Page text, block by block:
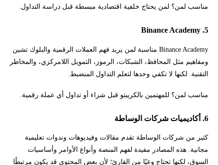
مناسب لمن؟ لمن يحتاج خلفية اقتصادية مبسطة قبل دراسة التداول.
5. Binance Academy
Binance Academy مناسبة لمن يريد فهم العملات الرقمية والبلوك تشين
ومفاهيم مثل المحافظ، الشبكات، الرموز، التمويل اللامركزي، والمخاطر
التقنية. لكنها لا تكفي وحدها لتعلم التداول المنضبط.
مناسب لمن؟ للمهتمين بالكريبتو قبل شراء أو تداول أي عملة رقمية.
6. أكاديميات شركات الوساطة
كثير من شركات الوساطة تقدم مقالات وفيديوهات وندوات تعليمية
مجانية. هذه المصادر مفيدة لفهم المنصة وأنواع الأوامر وأساسيات
السوق، لكنها تحتاج وعيًا من القارئ؛ لأن بعض المحتوى قد يكون مرتبطًا